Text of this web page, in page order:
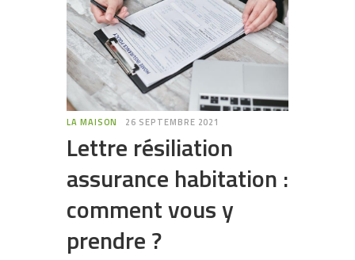
LA MAISON 26 SEPTEMBRE 2021
Lettre résiliation
assurance habitation :
comment vous y
prendre ?